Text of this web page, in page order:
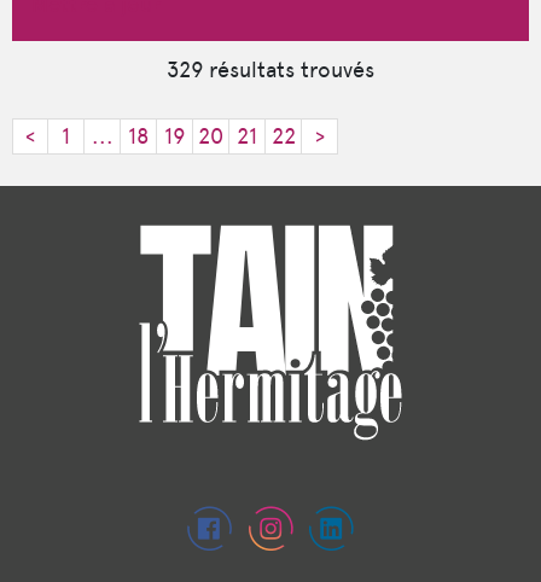
329 résultats trouvés
< 1 ... 18 19 20 21 22 >